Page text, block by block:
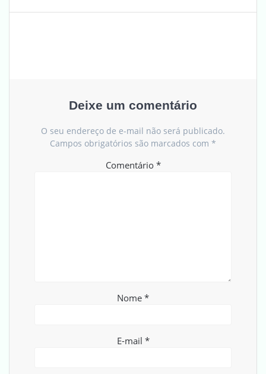
Deixe um comentário
O seu endereço de e-mail não será publicado.
Campos obrigatórios são marcados com *
Comentário *
Nome *
E-mail *